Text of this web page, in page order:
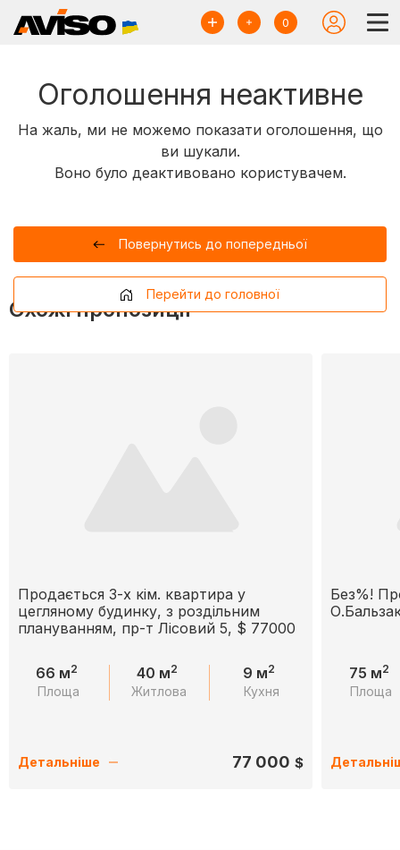
0
Оголошення неактивне
На жаль, ми не можемо показати оголошення, що
ви шукали.
Воно було деактивовано користувачем.
Повернутись до попередньої
Перейти до головної
Схожі пропозиції
Продається 3-х кім. квартира у
цегляному будинку, з роздільним
плануванням, пр-т Лісовий 5, $ 77000
66 м2
Площа
40 м2
Житлова
9 м2
Кухня
Детальніше 77 000 $
Без%!
75 м2
Площа